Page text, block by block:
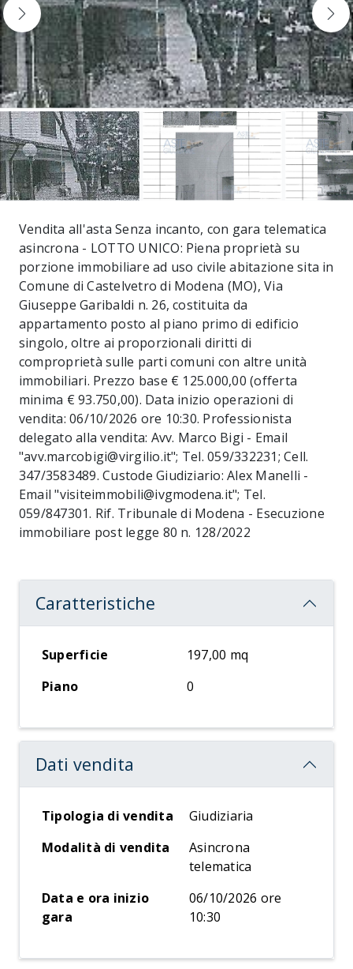
Vendita all'asta Senza incanto, con gara telematica
asincrona - LOTTO UNICO: Piena proprietà su
porzione immobiliare ad uso civile abitazione sita in
Comune di Castelvetro di Modena (MO), Via
Giuseppe Garibaldi n. 26, costituita da
appartamento posto al piano primo di edificio
singolo, oltre ai proporzionali diritti di
comproprietà sulle parti comuni con altre unità
immobiliari. Prezzo base € 125.000,00 (offerta
minima € 93.750,00). Data inizio operazioni di
vendita: 06/10/2026 ore 10:30. Professionista
delegato alla vendita: Avv. Marco Bigi - Email
"avv.marcobigi@virgilio.it"; Tel. 059/332231; Cell.
347/3583489. Custode Giudiziario: Alex Manelli -
Email "visiteimmobili@ivgmodena.it"; Tel.
059/847301. Rif. Tribunale di Modena - Esecuzione
immobiliare post legge 80 n. 128/2022
Caratteristiche
Superficie
197,00 mq
Piano
0
Dati vendita
Tipologia di vendita
Giudiziaria
Modalità di vendita
Asincrona
telematica
Data e ora inizio
gara
06/10/2026 ore
10:30